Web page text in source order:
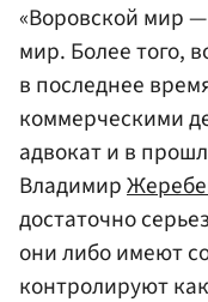
«Воровской мир
мир. Более того,
в последнее
коммерческими
адвокат и в
Владимир
достаточно
они либо имеют
контролируют